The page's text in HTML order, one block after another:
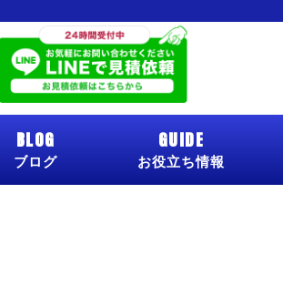
BLOG
ブログ
GUIDE
お役立ち情報